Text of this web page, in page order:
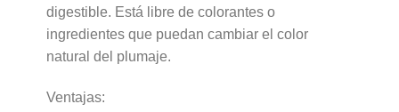
digestible. Está libre de colorantes o
ingredientes que puedan cambiar el color
natural del plumaje.
Ventajas: